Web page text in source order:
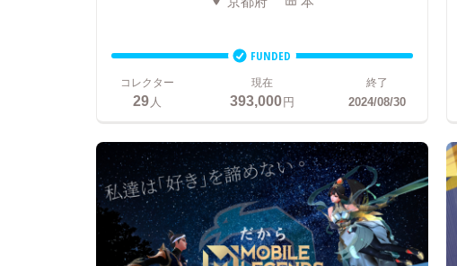
FUNDED
コレクター
29人
現在
393,000円
終了
2024/08/30